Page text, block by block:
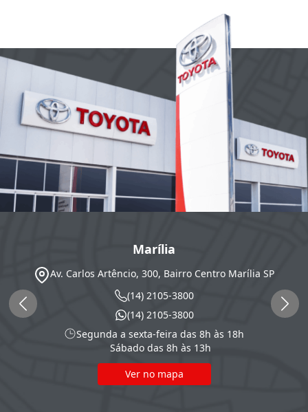
Marília
Av. Carlos Artêncio, 300, Bairro Centro Marília SP
(14) 2105-3800
(14) 2105-3800
Segunda a sexta-feira das 8h às 18h
Sábado das 8h às 13h
Ver no mapa